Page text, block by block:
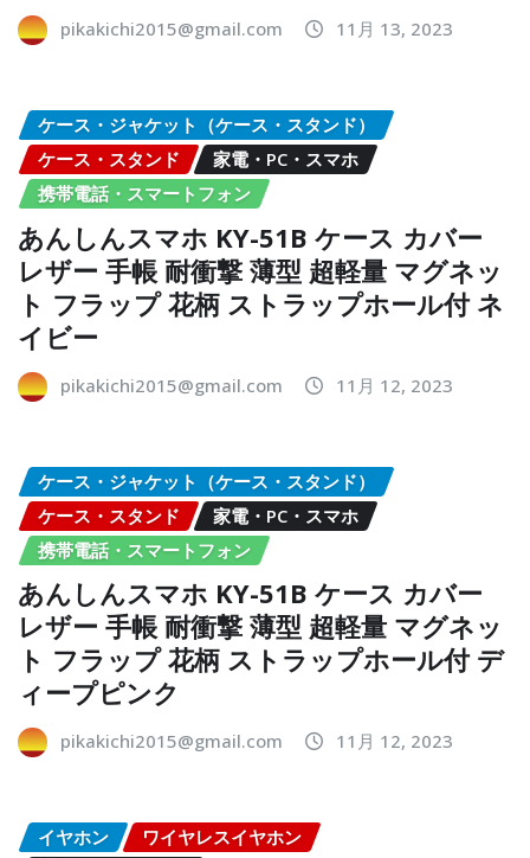
pikakichi2015@gmail.com 11月 13, 2023
ケース・ジャケット（ケース・スタンド）
ケース・スタンド
家電・PC・スマホ
携帯電話・スマートフォン
あんしんスマホ KY-51B ケース カバー
レザー 手帳 耐衝撃 薄型 超軽量 マグネッ
ト フラップ 花柄 ストラップホール付 ネ
イビー
pikakichi2015@gmail.com 11月 12, 2023
ケース・ジャケット（ケース・スタンド）
ケース・スタンド
家電・PC・スマホ
携帯電話・スマートフォン
あんしんスマホ KY-51B ケース カバー
レザー 手帳 耐衝撃 薄型 超軽量 マグネッ
ト フラップ 花柄 ストラップホール付 デ
ィープピンク
pikakichi2015@gmail.com 11月 12, 2023
イヤホン
ワイヤレスイヤホン